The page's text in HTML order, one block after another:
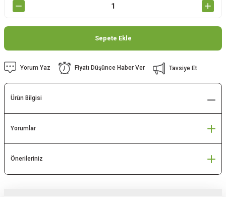
Sepete Ekle
Yorum Yaz Fiyatı Düşünce Haber Ver Tavsiye Et
Ürün Bilgisi
Yorumlar
Önerileriniz